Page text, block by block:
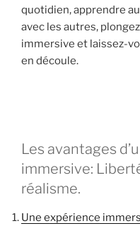
quotidien, apprendre
avec les autres,
immersive et laissez-
en découle.
Les avantages
immersive:
réalisme.
Une expérience